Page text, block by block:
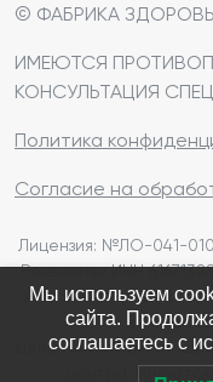
© ФАБРИКА
ИМЕЮТСЯ
КОНСУЛЬТАЦИЯ
Политика
Согласие на
Лицензия: №ЛО-041-
Реквизиты: ИНН
Указанные цены на
и не
Цены на
центра.
Мы используем
сайта.
соглашаетесь с